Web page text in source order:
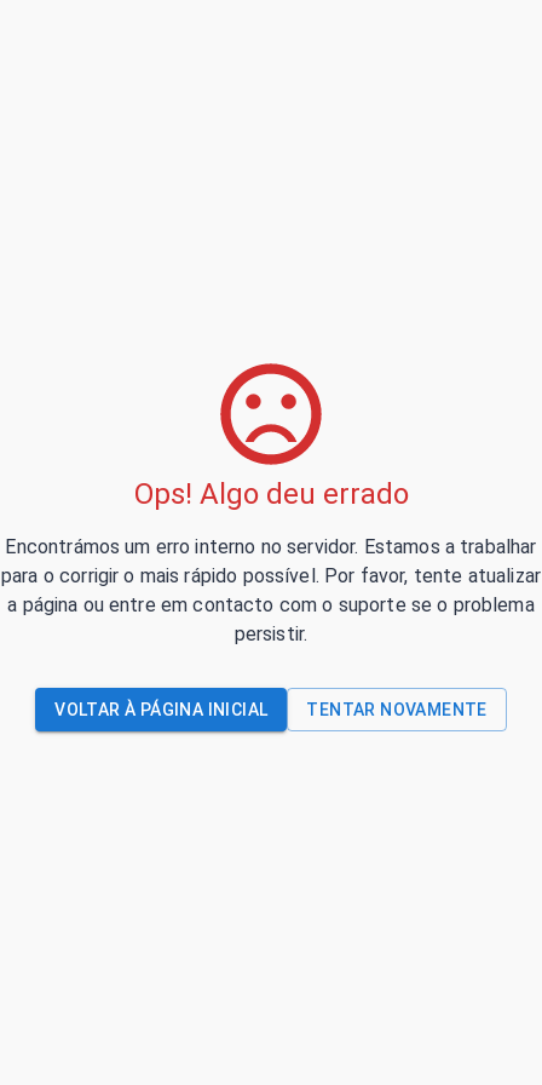
Ops! Algo deu errado
Encontrámos um erro interno no servidor. Estamos a trabalhar
para o corrigir o mais rápido possível. Por favor, tente atualizar
a página ou entre em contacto com o suporte se o problema
persistir.
VOLTAR À PÁGINA INICIAL TENTAR NOVAMENTE